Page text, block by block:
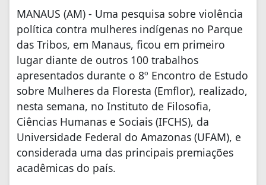
MANAUS (AM) - Uma pesquisa sobre violência
política contra mulheres indígenas no Parque
das Tribos, em Manaus, ficou em primeiro
lugar diante de outros 100 trabalhos
apresentados durante o 8º Encontro de Estudo
sobre Mulheres da Floresta (Emflor), realizado,
nesta semana, no Instituto de Filosofia,
Ciências Humanas e Sociais (IFCHS), da
Universidade Federal do Amazonas (UFAM), e
considerada uma das principais premiações
acadêmicas do país.